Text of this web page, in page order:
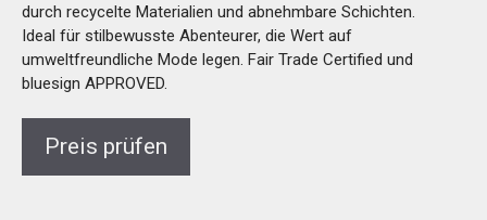
durch recycelte Materialien und abnehmbare Schichten.
Ideal für stilbewusste Abenteurer, die Wert auf
umweltfreundliche Mode legen. Fair Trade Certified und
bluesign APPROVED.
Preis prüfen